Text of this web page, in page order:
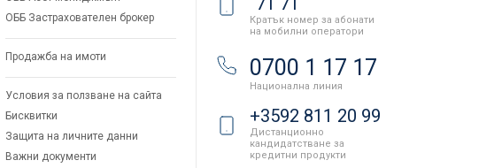
ОББ Застрахователен брокер
Продажба на имоти
Условия за ползване на сайта
Бисквитки
Защита на личните данни
Важни документи
Кратък номер за абонати
на мобилни оператори
0700 1 17 17
Национална линия
+3592 811 20 99
Дистанционно
кандидатстване за
кредитни продукти